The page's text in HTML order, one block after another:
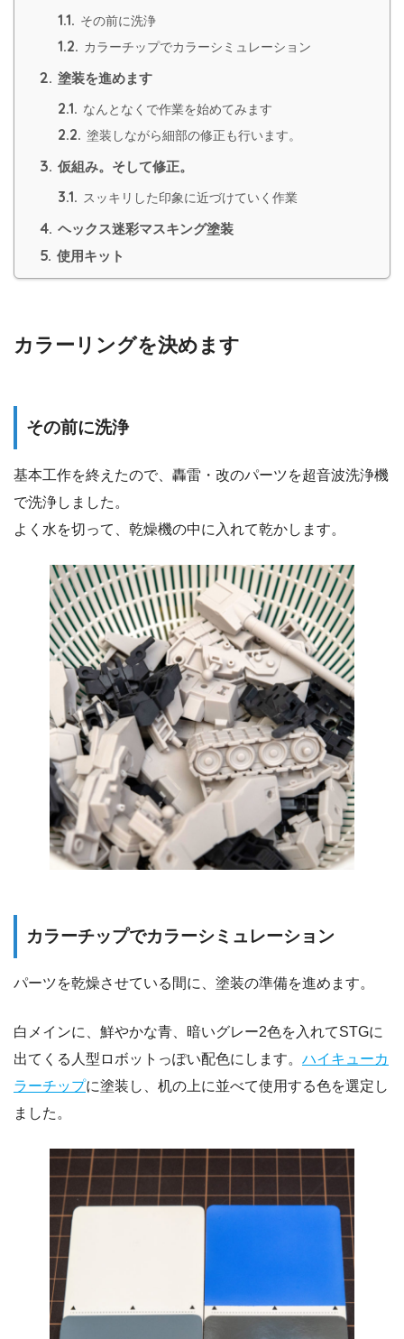
1.1. その前に洗浄
1.2. カラーチップでカラーシミュレーション
2. 塗装を進めます
2.1. なんとなくで作業を始めてみます
2.2. 塗装しながら細部の修正も行います。
3. 仮組み。そして修正。
3.1. スッキリした印象に近づけていく作業
4. ヘックス迷彩マスキング塗装
5. 使用キット
カラーリングを決めます
その前に洗浄
基本工作を終えたので、轟雷・改のパーツを超音波洗浄機
で洗浄しました。
よく水を切って、乾燥機の中に入れて乾かします。
カラーチップでカラーシミュレーション
パーツを乾燥させている間に、塗装の準備を進めます。
白メインに、鮮やかな青、暗いグレー2色を入れてSTGに
出てくる人型ロボットっぽい配色にします。 ハイキューカ
ラーチップに塗装し、机の上に並べて使用する色を選定し
ました。